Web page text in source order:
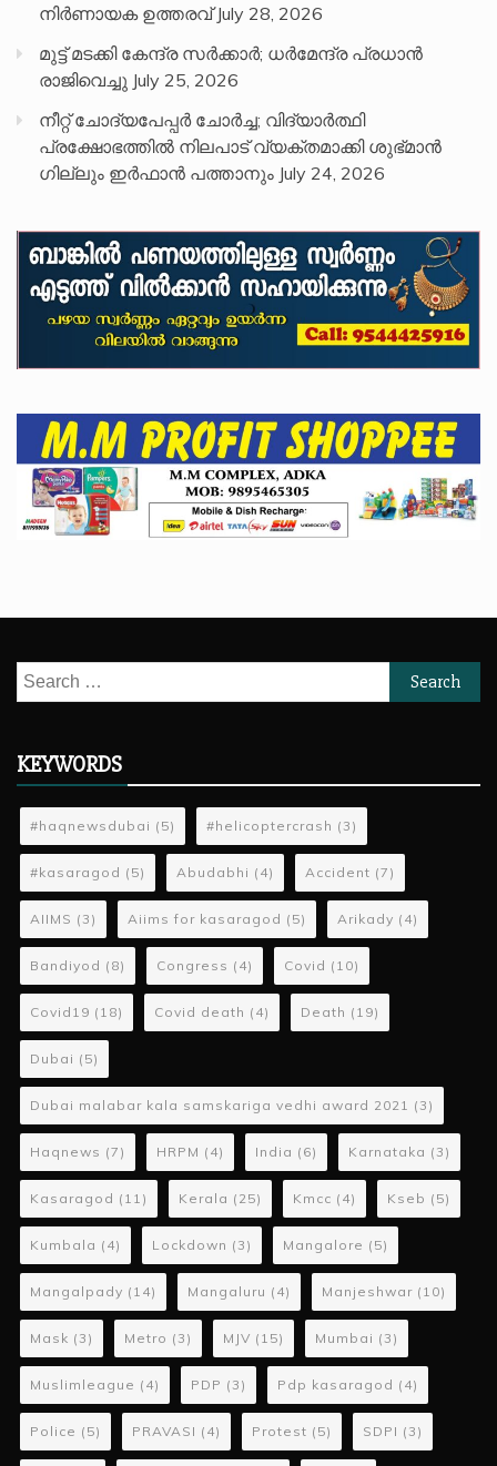
നിർണായക ഉത്തരവ് July 28, 2026
മുട്ട് മടക്കി കേന്ദ്ര സർക്കാർ; ധർമേന്ദ്ര പ്രധാൻ
രാജിവെച്ചു July 25, 2026
നീറ്റ് ചോദ്യപേപ്പര്‍ ചോര്‍ച്ച; വിദ്യാർത്ഥി
പ്രക്ഷോഭത്തിൽ നിലപാട് വ്യക്തമാക്കി ശുഭ്മാൻ
ഗില്ലും ഇർഫാൻ പത്താനും July 24, 2026
Search
for:
KEYWORDS
#haqnewsdubai (5) #helicoptercrash (3)
#kasaragod (5) Abudabhi (4) Accident (7)
AIIMS (3) Aiims for kasaragod (5) Arikady (4)
Bandiyod (8) Congress (4) Covid (10)
Covid19 (18) Covid death (4) Death (19)
Dubai (5)
Dubai malabar kala samskariga vedhi award 2021 (3)
Haqnews (7) HRPM (4) India (6) Karnataka (3)
Kasaragod (11) Kerala (25) Kmcc (4) Kseb (5)
Kumbala (4) Lockdown (3) Mangalore (5)
Mangalpady (14) Mangaluru (4) Manjeshwar (10)
Mask (3) Metro (3) MJV (15) Mumbai (3)
Muslimleague (4) PDP (3) Pdp kasaragod (4)
Police (5) PRAVASI (4) Protest (5) SDPI (3)